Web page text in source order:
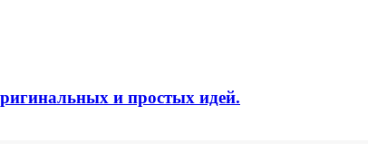
и простых идей.